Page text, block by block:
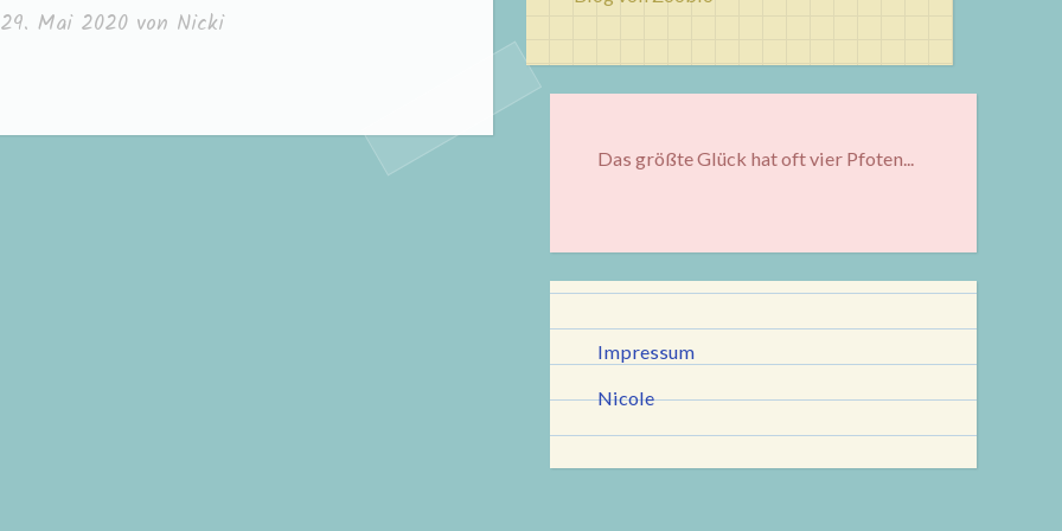
29. Mai 2020von Nicki
Das größte Glück hat oft vier Pfoten...
Impressum
Nicole